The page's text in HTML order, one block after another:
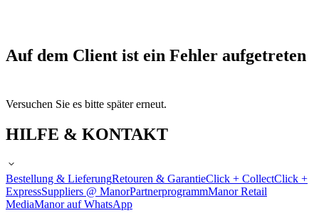
Auf dem Client ist ein Fehler aufgetreten
Versuchen Sie es bitte später erneut.
HILFE & KONTAKT
Bestellung & LieferungRetouren & GarantieClick + CollectClick +
ExpressSuppliers @ ManorPartnerprogrammManor Retail
MediaManor auf WhatsApp